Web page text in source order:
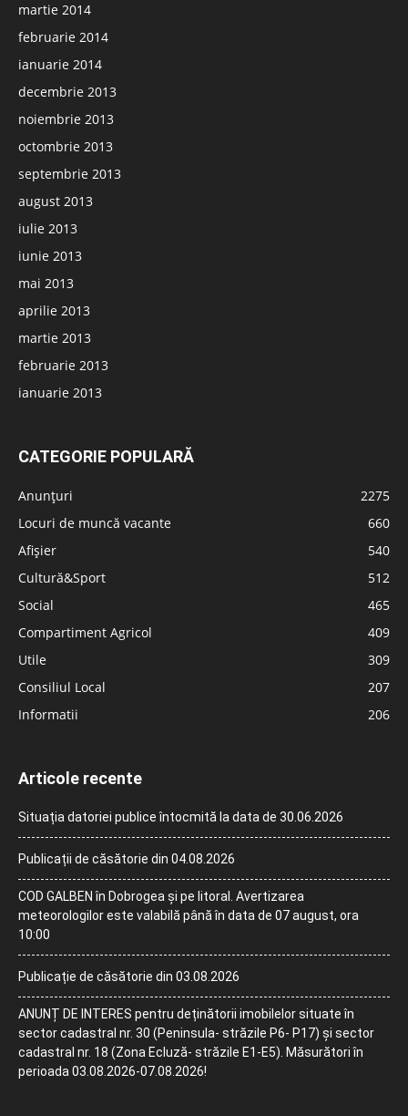
martie 2014
februarie 2014
ianuarie 2014
decembrie 2013
noiembrie 2013
octombrie 2013
septembrie 2013
august 2013
iulie 2013
iunie 2013
mai 2013
aprilie 2013
martie 2013
februarie 2013
ianuarie 2013
CATEGORIE POPULARĂ
Anunțuri
2275
Locuri de muncă vacante
660
Afișier
540
Cultură&Sport
512
Social
465
Compartiment Agricol
409
Utile
309
Consiliul Local
207
Informatii
206
Articole recente
Situația datoriei publice întocmită la data de 30.06.2026
Publicații de căsătorie din 04.08.2026
COD GALBEN în Dobrogea și pe litoral. Avertizarea
meteorologilor este valabilă până în data de 07 august, ora
10:00
Publicație de căsătorie din 03.08.2026
ANUNȚ DE INTERES pentru deținătorii imobilelor situate în
sector cadastral nr. 30 (Peninsula- străzile P6- P17) și sector
cadastral nr. 18 (Zona Ecluză- străzile E1-E5). Măsurători în
perioada 03.08.2026-07.08.2026!